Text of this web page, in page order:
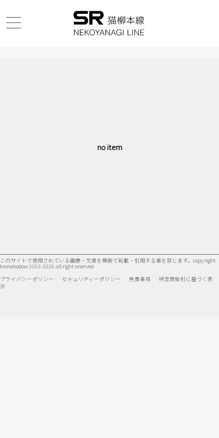
no item
このサイトで使用されている画像・文章を無断で転載・引用する事を禁じます。 copy right
kronekodow 2003-2026 all right reserved
プライバシーポリシー
セキュリティーポリシー 免責事項
特定商取引に基づく表
示